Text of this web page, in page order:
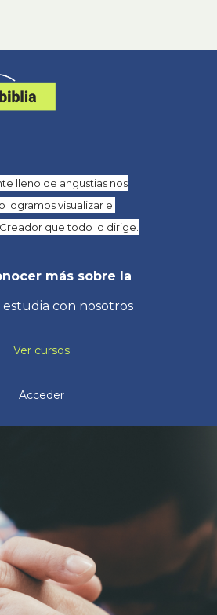
lleno de angustias nos
logramos visualizar el
que todo lo dirige.
más sobre la
con nosotros
Ver cursos
Acceder